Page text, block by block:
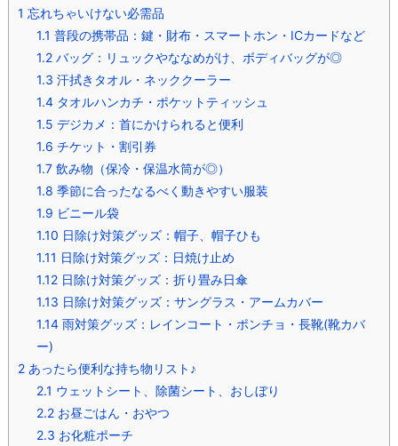
1 忘れちゃいけない必需品
1.1 普段の携帯品：鍵・財布・スマートホン・ICカードなど
1.2 バッグ：リュックやななめがけ、ボディバッグが◎
1.3 汗拭きタオル・ネッククーラー
1.4 タオルハンカチ・ポケットティッシュ
1.5 デジカメ：首にかけられると便利
1.6 チケット・割引券
1.7 飲み物（保冷・保温水筒が◎）
1.8 季節に合ったなるべく動きやすい服装
1.9 ビニール袋
1.10 日除け対策グッズ：帽子、帽子ひも
1.11 日除け対策グッズ：日焼け止め
1.12 日除け対策グッズ：折り畳み日傘
1.13 日除け対策グッズ：サングラス・アームカバー
1.14 雨対策グッズ：レインコート・ポンチョ・長靴(靴カバ
ー)
2 あったら便利な持ち物リスト♪
2.1 ウェットシート、除菌シート、おしぼり
2.2 お昼ごはん・おやつ
2.3 お化粧ポーチ